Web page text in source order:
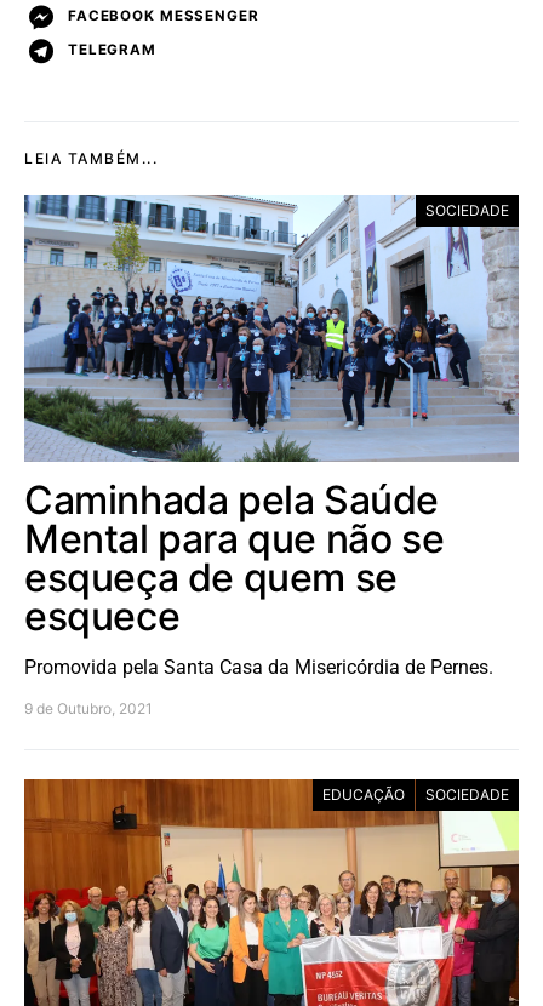
FACEBOOK MESSENGER
TELEGRAM
LEIA TAMBÉM...
SOCIEDADE
Caminhada pela Saúde
Mental para que não se
esqueça de quem se
esquece
Promovida pela Santa Casa da Misericórdia de Pernes.
9 de Outubro, 2021
EDUCAÇÃO SOCIEDADE